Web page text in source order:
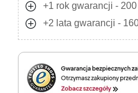
add_circle +1 rok gwarancji - 200
add_circle +2 lata gwarancji -